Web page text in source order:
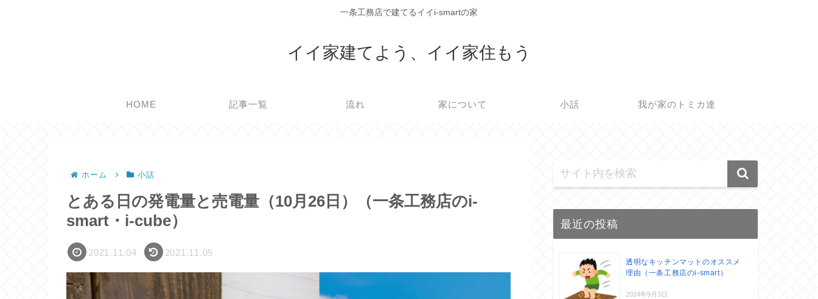
一条工務店で建てるイイi-smartの家
イイ家建てよう、イイ家住もう
HOME 記事一覧 流れ 家について 小話 我が家のトミカ達
ホーム 小話
とある日の発電量と売電量（10月26日）（一条工務店のi-
smart・i-cube）
2021.11.04 2021.11.05
最近の投稿
透明なキッチンマットのオススメ
理由（一条工務店のi-smart）
2024年9月3日